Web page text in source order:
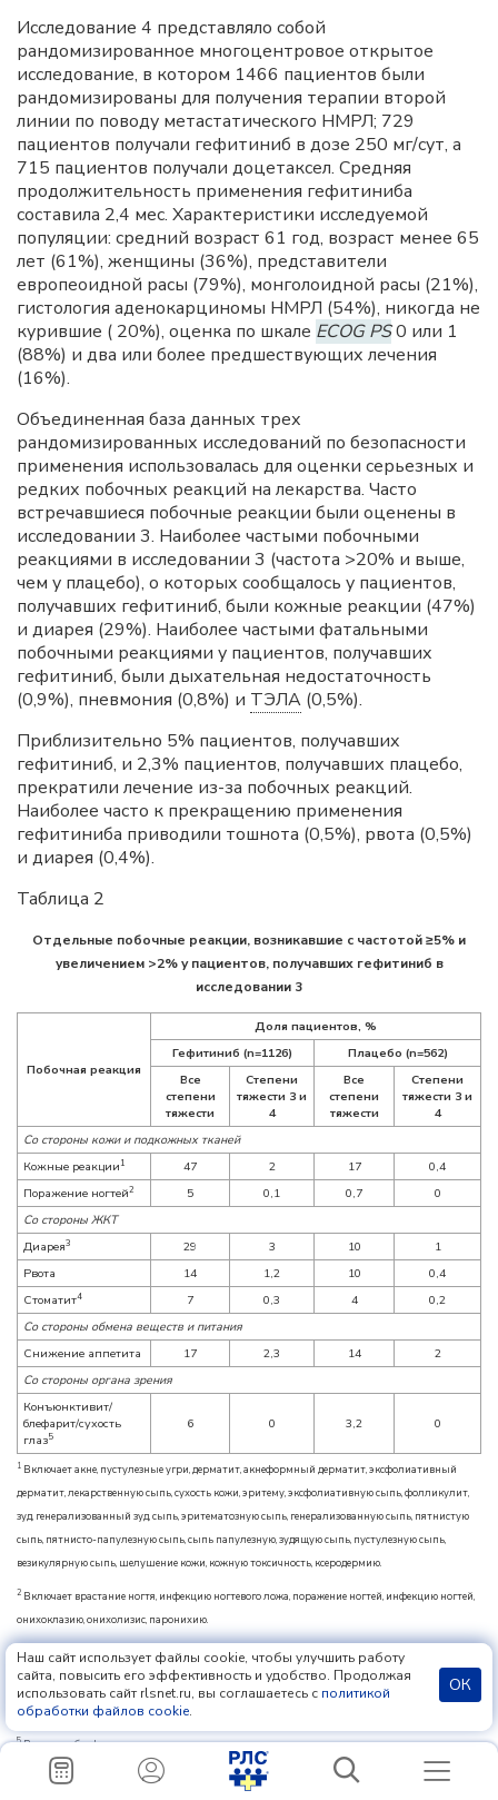
Исследование 4 представляло собой
рандомизированное многоцентровое открытое
исследование, в котором 1466 пациентов были
рандомизированы для получения терапии второй
линии по поводу метастатического НМРЛ; 729
пациентов получали гефитиниб в дозе 250 мг/сут, а
715 пациентов получали доцетаксел. Средняя
продолжительность применения гефитиниба
составила 2,4 мес. Характеристики исследуемой
популяции: средний возраст 61 год, возраст менее 65
лет (61%), женщины (36%), представители
европеоидной расы (79%), монголоидной расы (21%),
гистология аденокарциномы НМРЛ (54%), никогда не
курившие ( 20%), оценка по шкале ECOG PS0 или 1
(88%) и два или более предшествующих лечения
(16%).
Объединенная база данных трех
рандомизированных исследований по безопасности
применения использовалась для оценки серьезных и
редких побочных реакций на лекарства. Часто
встречавшиеся побочные реакции были оценены в
исследовании 3. Наиболее частыми побочными
реакциями в исследовании 3 (частота >20% и выше,
чем у плацебо), о которых сообщалось у пациентов,
получавших гефитиниб, были кожные реакции (47%)
и диарея (29%). Наиболее частыми фатальными
побочными реакциями у пациентов, получавших
гефитиниб, были дыхательная недостаточность
(0,9%), пневмония (0,8%) и ТЭЛА (0,5%).
Приблизительно 5% пациентов, получавших
гефитиниб, и 2,3% пациентов, получавших плацебо,
прекратили лечение из-за побочных реакций.
Наиболее часто к прекращению применения
гефитиниба приводили тошнота (0,5%), рвота (0,5%)
и диарея (0,4%).
Таблица 2
Отдельные побочные реакции, возникавшие с частотой ≥5% и
увеличением >2% у пациентов, получавших гефитиниб в
исследовании 3
Побочная реакция
Доля пациентов, %
Гефитиниб (n=1126)
Плацебо (n=562)
Все
степени
тяжести
Степени
тяжести 3 и
4
Все
степени
тяжести
Степени
тяжести 3 и
4
Со стороны кожи и подкожных тканей
Кожные реакции1 47 2 17
0,4
Поражение ногтей2 5 0,1 0,7
0
Со стороны ЖКТ
Диарея3 29 3 10
1
Рвота
14 1,2 10
0,4
Стоматит4 7 0,3 4
0,2
Со стороны обмена веществ и питания
Снижение аппетита
17 2,3 14
2
Со стороны органа зрения
Конъюнктивит/
блефарит/сухость
глаз5
6 0 3,2 0
1 Включает акне, пустулезные угри, дерматит, акнеформный дерматит, эксфолиативный
дерматит, лекарственную сыпь, сухость кожи, эритему, эксфолиативную сыпь, фолликулит,
зуд, генерализованный зуд, сыпь, эритематозную сыпь, генерализованную сыпь, пятнистую
сыпь, пятнисто-папулезную сыпь, сыпь папулезную, зудящую сыпь, пустулезную сыпь,
везикулярную сыпь, шелушение кожи, кожную токсичность, ксеродермию.
2 Включает врастание ногтя, инфекцию ногтевого ложа, поражение ногтей, инфекцию ногтей,
онихоклазию, онихолизис, паронихию.
3 Включает диарею, мягкий стул, частые испражнения.
Включает афтозный стоматит, хейлит, глоссодинию, язвы во рту, воспаление слизистой
оболочки, образование пузырей на слизистой оболочке рта, стоматит, изъязвление языка.
5Включает блефарит, гиперемию конъюнктивы, конъюнктивит, сухость глаз, раздражение
глаз, зуд глаз, отек глаз, раздражение век, отек век, зуд век.
Наш сайт использует файлы cookie, чтобы улучшить работу
сайта, повысить его эффективность и удобство. Продолжая
использовать сайт rlsnet.ru, вы соглашаетесь с политикой
обработки файлов cookie.
ОК